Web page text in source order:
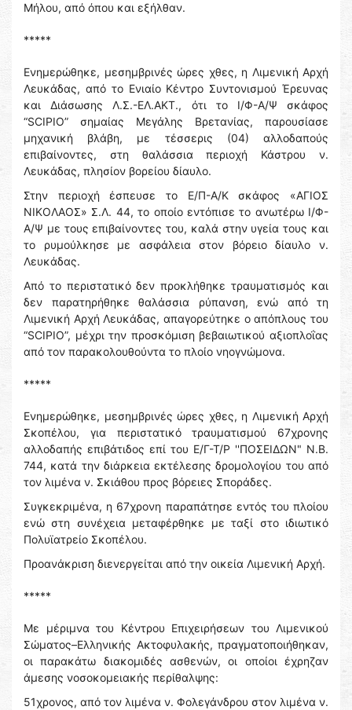
Μήλου, από όπου και εξήλθαν.
*****
Ενημερώθηκε, μεσημβρινές ώρες χθες, η Λιμενική Αρχή
Λευκάδας, από το Ενιαίο Κέντρο Συντονισμού Έρευνας
και Διάσωσης Λ.Σ.-ΕΛ.ΑΚΤ., ότι το Ι/Φ-Α/Ψ σκάφος
“SCIPIO” σημαίας Μεγάλης Βρετανίας, παρουσίασε
μηχανική βλάβη, με τέσσερις (04) αλλοδαπούς
επιβαίνοντες, στη θαλάσσια περιοχή Κάστρου ν.
Λευκάδας, πλησίον βορείου δίαυλο.
Στην περιοχή έσπευσε το Ε/Π-Α/Κ σκάφος «ΑΓΙΟΣ
ΝΙΚΟΛΑΟΣ» Σ.Λ. 44, το οποίο εντόπισε το ανωτέρω Ι/Φ-
Α/Ψ με τους επιβαίνοντες του, καλά στην υγεία τους και
το ρυμούλκησε με ασφάλεια στον βόρειο δίαυλο ν.
Λευκάδας.
Από το περιστατικό δεν προκλήθηκε τραυματισμός και
δεν παρατηρήθηκε θαλάσσια ρύπανση, ενώ από τη
Λιμενική Αρχή Λευκάδας, απαγορεύτηκε ο απόπλους του
“SCIPIO”, μέχρι την προσκόμιση βεβαιωτικού αξιοπλοΐας
από τον παρακολουθούντα το πλοίο νηογνώμονα.
*****
Ενημερώθηκε, μεσημβρινές ώρες χθες, η Λιμενική Αρχή
Σκοπέλου, για περιστατικό τραυματισμού 67χρονης
αλλοδαπής επιβάτιδος επί του Ε/Γ-Τ/Ρ ''ΠΟΣΕΙΔΩΝ" Ν.Β.
744, κατά την διάρκεια εκτέλεσης δρομολογίου του από
τον λιμένα ν. Σκιάθου προς βόρειες Σποράδες.
Συγκεκριμένα, η 67χρονη παραπάτησε εντός του πλοίου
ενώ στη συνέχεια μεταφέρθηκε με ταξί στο ιδιωτικό
Πολυϊατρείο Σκοπέλου.
Προανάκριση διενεργείται από την οικεία Λιμενική Αρχή.
*****
Με μέριμνα του Κέντρου Επιχειρήσεων του Λιμενικού
Σώματος–Ελληνικής Ακτοφυλακής, πραγματοποιήθηκαν,
οι παρακάτω διακομιδές ασθενών, οι οποίοι έχρηζαν
άμεσης νοσοκομειακής περίθαλψης:
51χρονος, από τον λιμένα ν. Φολεγάνδρου στον λιμένα ν.